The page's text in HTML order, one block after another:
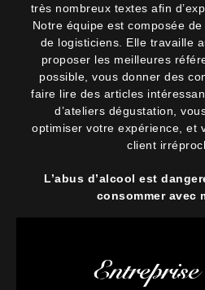
très nombreux textes afin
Notre équipe est composée
de logisticiens. Elle travaille
proposer les meilleures
possible, vous donner des
faire lire des articles
d’ateliers dégustation,
optimiser votre expérience, et
client
L’abus d’alcool est
consommer avec